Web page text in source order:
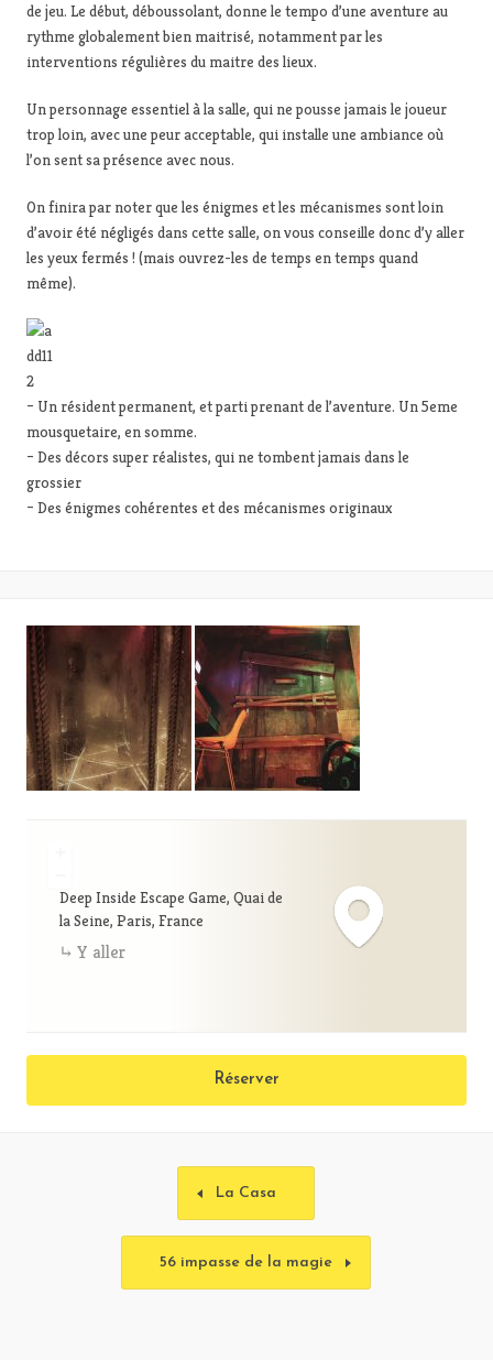
de jeu. Le début, déboussolant, donne le tempo d’une aventure au
rythme globalement bien maitrisé, notamment par les
interventions régulières du maitre des lieux.
Un personnage essentiel à la salle, qui ne pousse jamais le joueur
trop loin, avec une peur acceptable, qui installe une ambiance où
l’on sent sa présence avec nous.
On finira par noter que les énigmes et les mécanismes sont loin
d’avoir été négligés dans cette salle, on vous conseille donc d’y aller
les yeux fermés ! (mais ouvrez-les de temps en temps quand
même).
– Un résident permanent, et parti prenant de l’aventure. Un 5eme
mousquetaire, en somme.
– Des décors super réalistes, qui ne tombent jamais dans le
grossier
– Des énigmes cohérentes et des mécanismes originaux
Deep Inside Escape Game, Quai de
la Seine, Paris, France
Y aller
Réserver
La Casa
56 impasse de la magie